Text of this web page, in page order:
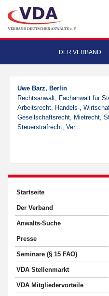
DER VERBAND
Uwe Barz, Berlin
Rechtsanwalt, Fachanwalt für
Arbeitsrecht, Handels-,
Gesellschaftsrecht, Mietrecht,
Steuerstrafrecht, Ver...
Startseite
Der Verband
Anwalts-Suche
Presse
Seminare (§ 15 FAO)
VDA Stellenmarkt
VDA Mitgliedervorteile